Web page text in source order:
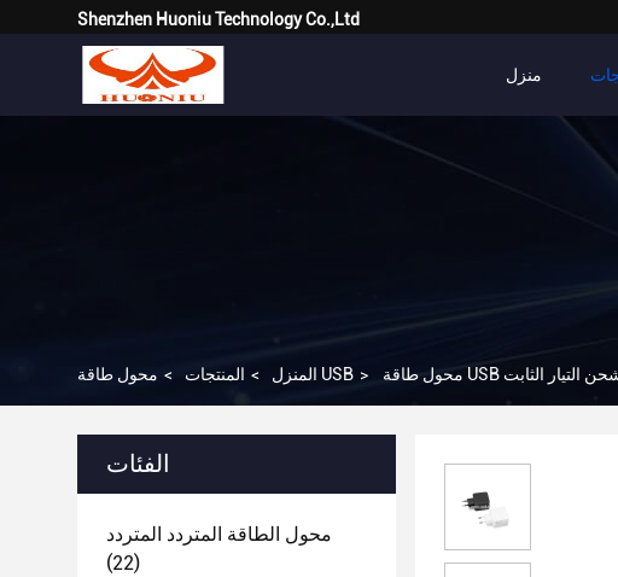
Shenzhen Huoniu Technology Co.,Ltd
منزل
المنزل > المنتجات > محول طاقة USB >
الفئات
محول الطاقة المتردد المتردد
(22)